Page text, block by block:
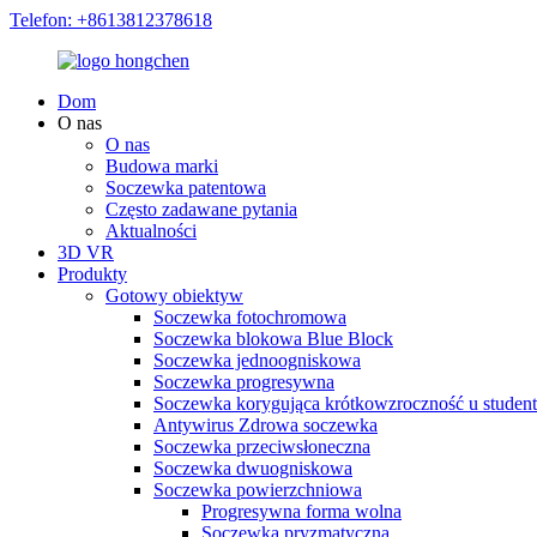
Telefon: +8613812378618
Dom
O nas
O nas
Budowa marki
Soczewka patentowa
Często zadawane pytania
Aktualności
3D VR
Produkty
Gotowy obiektyw
Soczewka fotochromowa
Soczewka blokowa Blue Block
Soczewka jednoogniskowa
Soczewka progresywna
Soczewka korygująca krótkowzroczność u
Antywirus Zdrowa soczewka
Soczewka przeciwsłoneczna
Soczewka dwuogniskowa
Soczewka powierzchniowa
Progresywna forma wolna
Soczewka pryzmatyczna